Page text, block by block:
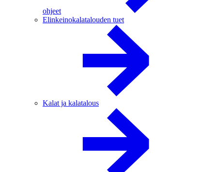
ohjeet
Elinkeinokalatalouden tuet
Kalat ja kalatalous